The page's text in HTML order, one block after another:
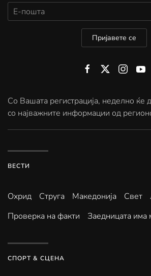
Пријавете се
Со Вашата регистрација, неделно ќе
со најважните информации од
ВЕСТИ
Охрид Струга Македонија Свет
Проверка на факти
Заедницата има
СПОРТ & СЦЕНА